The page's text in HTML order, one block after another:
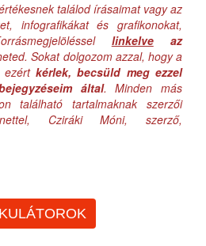
találod írásaimat vagy az
infografikákat és grafikonokat,
linkelveaz
Sokat dolgozom azzal, hogy a
ezértkérlek, becsüld meg ezzel
által. Minden más
található tartalmaknak szerzői
Cziráki Móni, szerző,